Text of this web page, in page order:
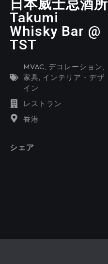
日本威士忌酒所
Takumi
Whisky Bar @
TST
MVAC, デコレーション,
家具, インテリア・デザ
イン
レストラン
香港
シェア